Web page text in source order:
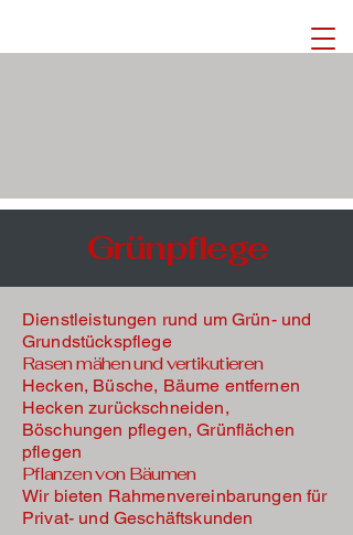
Grünpflege
Dienstleistungen rund um Grün- und
Grundstückspflege
Rasen mähen und vertikutieren
Hecken, Büsche, Bäume entfernen
Hecken zurückschneiden,
Böschungen pflegen, Grünflächen
pflegen
Pflanzen von Bäumen
Wir bieten Rahmenvereinbarungen für
Privat- und Geschäftskunden